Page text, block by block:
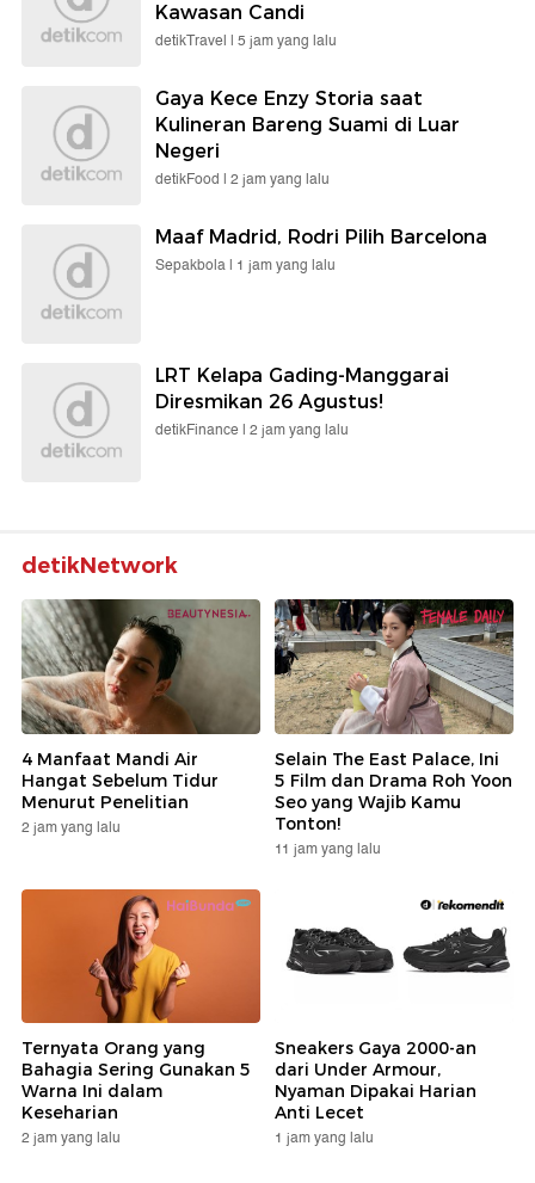
Kawasan Candi
detikTravel | 5 jam yang lalu
Gaya Kece Enzy Storia saat
Kulineran Bareng Suami di Luar
Negeri
detikFood | 2 jam yang lalu
Maaf Madrid, Rodri Pilih Barcelona
Sepakbola | 1 jam yang lalu
LRT Kelapa Gading-Manggarai
Diresmikan 26 Agustus!
detikFinance | 2 jam yang lalu
detikNetwork
4 Manfaat Mandi Air
Hangat Sebelum Tidur
Menurut Penelitian
2 jam yang lalu
Selain The East Palace, Ini
5 Film dan Drama Roh Yoon
Seo yang Wajib Kamu
Tonton!
11 jam yang lalu
Ternyata Orang yang
Bahagia Sering Gunakan 5
Warna Ini dalam
Keseharian
2 jam yang lalu
Sneakers Gaya 2000-an
dari Under Armour,
Nyaman Dipakai Harian
Anti Lecet
1 jam yang lalu